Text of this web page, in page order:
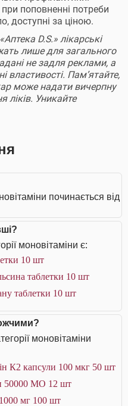
поповненні потреби
доступні за ціною.
D.S.» лікарські
лише для загального
не задля реклами, а
властивості. Пам’ятайте,
може надати вичерпну
ліків. Уникайте
починається від
моновітаміни є:
10 шт
таблетки 10 шт
таблетки 10 шт
моновітаміни
К2 капсули 100 мкг 50 шт
50000 МО 12 шт
мг 100 шт